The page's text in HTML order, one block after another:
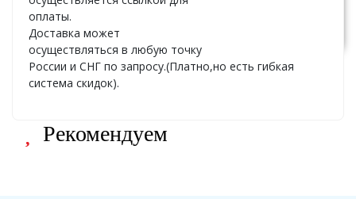
оплаты.
Доставка может
осуществляться в любую точку
России и СНГ по запросу.(Платно,но есть гибкая
система скидок).
Рекомендуем